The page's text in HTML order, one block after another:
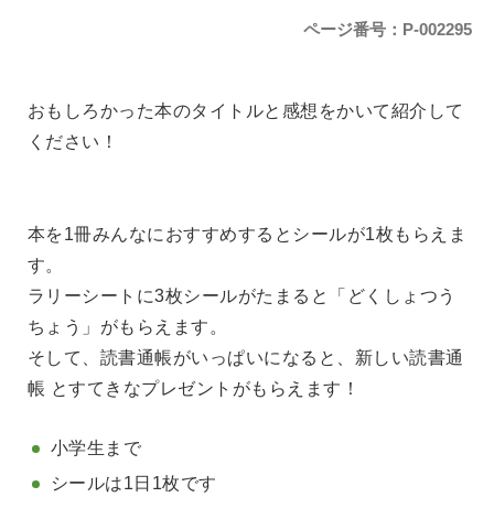
ページ番号：P-002295
おもしろかった本のタイトルと感想をかいて紹介して
ください！
本を1冊みんなにおすすめするとシールが1枚もらえま
す。
ラリーシートに3枚シールがたまると「どくしょつう
ちょう」がもらえます。
そして、読書通帳がいっぱいになると、新しい読書通
帳 とすてきなプレゼントがもらえます！
小学生まで
シールは1日1枚です